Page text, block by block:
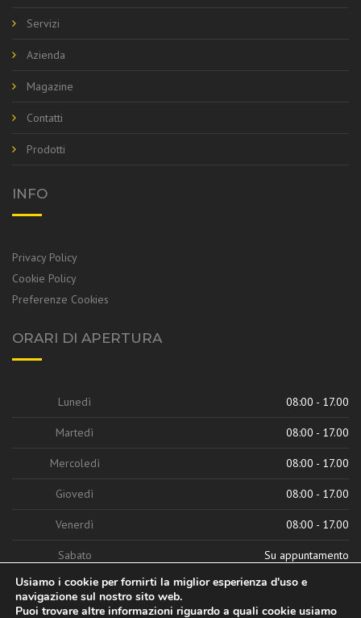
Servizi
Azienda
Magazine
Contatti
Prodotti
INFO
Privacy Policy
Cookie Policy
Preferenze Cookies
ORARI DI APERTURA
Lunedì 08:00 - 17.00
Martedì 08:00 - 17.00
Mercoledì 08:00 - 17.00
Giovedì 08:00 - 17.00
Venerdì 08:00 - 17.00
Sabato Su appuntamento
Usiamo i cookie per fornirti la miglior esperienza d'uso e
navigazione sul nostro sito web.
Puoi trovare altre informazioni riguardo a quali cookie usiamo